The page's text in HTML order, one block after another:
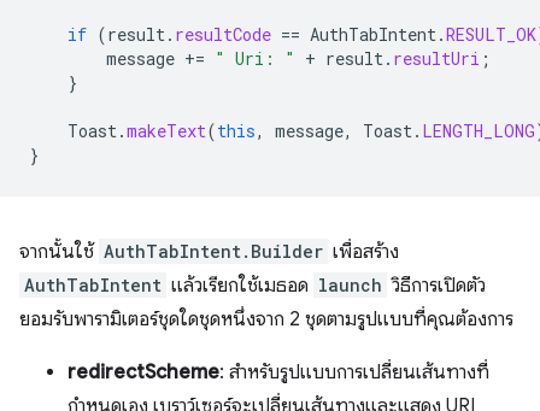
if (result. resultCode == AuthTabIntent.RESULT_OK
message += " Uri: " + result. resultUri ;
}
Toast.makeText(this, message, Toast. LENGTH_LONG
}
จากนั้นใช้ AuthTabIntent.Builder เพื่อสร้าง
AuthTabIntent แล้วเรียกใช้เมธอด launch วิธีการเปิดตัว
ยอมรับพารามิเตอร์ชุดใดชุดหนึ่งจาก 2 ชุดตามรูปแบบที่คุณต้องการ
redirectScheme: สำหรับรูปแบบการเปลี่ยนเส้นทางที่